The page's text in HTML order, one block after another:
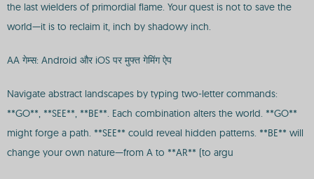
the last wielders of primordial flame. Your quest is not to save the
world—it is to reclaim it, inch by shadowy inch.
AA गेम्स: Android और iOS पर मुफ्त गेमिंग ऐप
Navigate abstract landscapes by typing two-letter commands:
**GO**, **SEE**, **BE**. Each combination alters the world. **GO**
might forge a path. **SEE** could reveal hidden patterns. **BE** will
change your own nature—from A to **AR** (to argu